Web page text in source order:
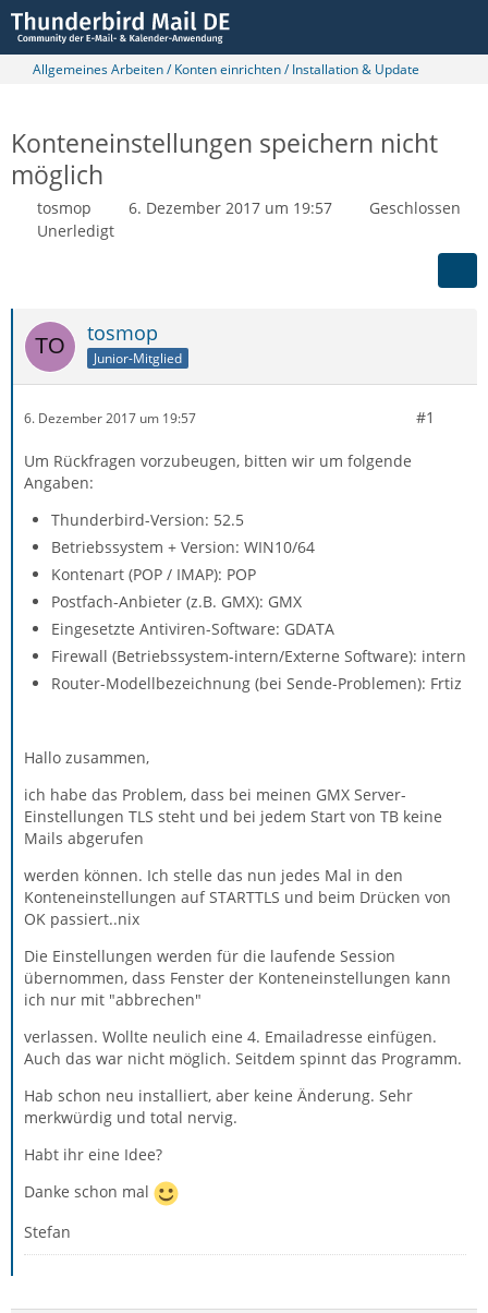
Allgemeines Arbeiten / Konten einrichten / Installation & Update
Konteneinstellungen speichern nicht
möglich
tosmop 6. Dezember 2017 um 19:57
Geschlossen
Unerledigt
tosmop
Junior-Mitglied
6. Dezember 2017 um 19:57 #1
Um Rückfragen vorzubeugen, bitten wir um folgende
Angaben:
Thunderbird-Version: 52.5
Betriebssystem + Version: WIN10/64
Kontenart (POP / IMAP): POP
Postfach-Anbieter (z.B. GMX): GMX
Eingesetzte Antiviren-Software: GDATA
Firewall (Betriebssystem-intern/Externe Software): intern
Router-Modellbezeichnung (bei Sende-Problemen): Frtiz
Hallo zusammen,
ich habe das Problem, dass bei meinen GMX Server-
Einstellungen TLS steht und bei jedem Start von TB keine
Mails abgerufen
werden können. Ich stelle das nun jedes Mal in den
Konteneinstellungen auf STARTTLS und beim Drücken von
OK passiert..nix
Die Einstellungen werden für die laufende Session
übernommen, dass Fenster der Konteneinstellungen kann
ich nur mit "abbrechen"
verlassen. Wollte neulich eine 4. Emailadresse einfügen.
Auch das war nicht möglich. Seitdem spinnt das Programm.
Hab schon neu installiert, aber keine Änderung. Sehr
merkwürdig und total nervig.
Habt ihr eine Idee?
Danke schon mal
Stefan